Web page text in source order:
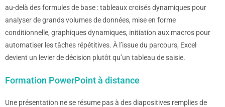
au-delà des formules de base : tableaux croisés dynamiques pour
analyser de grands volumes de données, mise en forme
conditionnelle, graphiques dynamiques, initiation aux macros pour
automatiser les tâches répétitives. À l’issue du parcours, Excel
devient un levier de décision plutôt qu’un tableau de saisie.
Formation PowerPoint à distance
Une présentation ne se résume pas à des diapositives remplies de